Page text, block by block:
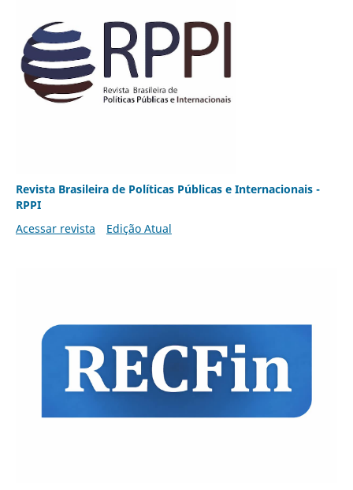
Revista Brasileira de Políticas Públicas e Internacionais -
RPPI
Acessar revista
Edição Atual